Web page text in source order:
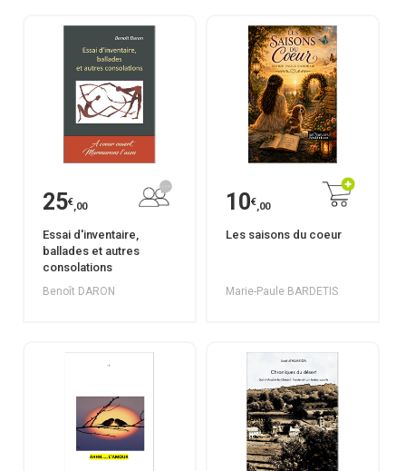
25€,00
Essai d'inventaire,
ballades et autres
consolations
Benoît DARON
10€,00
Les saisons du coeur
Marie-Paule BARDETIS